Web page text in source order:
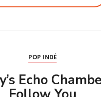
POP INDÉ
Echo